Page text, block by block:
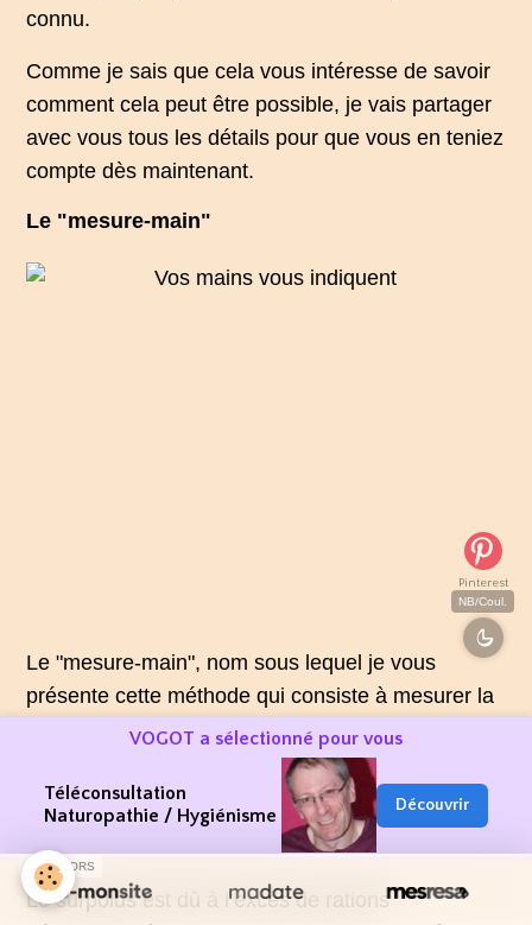
connu.
Comme je sais que cela vous intéresse de savoir
comment cela peut être possible, je vais partager
avec vous tous les détails pour que vous en teniez
compte dès maintenant.
Le "mesure-main"
Le "mesure-main", nom sous lequel je vous
présente cette méthode qui consiste à mesurer la
quantité d’aliments à ingérer.
Elle est devenue populaire car elle respecte
l’équilibre alimentaire, tout en évitant les régimes
« miracles », qui ne fonctionnent jamais.
Le surpoids est dû à l’excès de rations
Pinterest
NB/Coul.
VOGOT a sélectionné pour vous
Téléconsultation
Naturopathie / Hygiénisme
Découvrir
SPONSORS